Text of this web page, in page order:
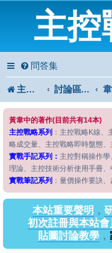
主控
問答集
主控戰略中心 討論區首頁
黃韋中的著作(目前共有14本)
主控戰略系列 ：主控戰略K線
略成交量、主控戰略即時盤態
實戰手記系列： 主控對稱操作
理論、主控技術分析使用手冊
實戰筆記系列 ：量價操作要訣
本站重要聲明 ，
初次註冊與本站會
貼圖討論教學，